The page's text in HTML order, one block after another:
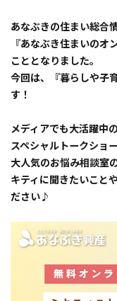
あなぶきの住まい総合
『あなぶき住まいの
こととなりました。
今回は、『暮らしや子
す！
メディアでも大活躍中
スペシャルトークショ
大人気のお悩み相談室
キティに聞きたいこと
ださい♪